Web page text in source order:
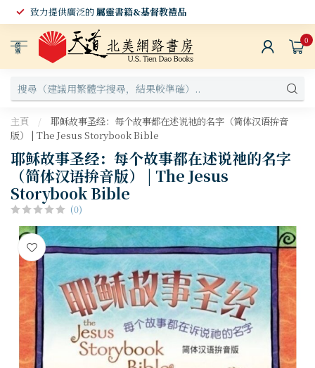
致力提供廣泛的屬靈書籍&基督教禮品
選
單
0
主頁 /
耶稣故事圣经：每个故事都在述说祂的名字（简体汉语拚音
版） | The Jesus Storybook Bible
耶稣故事圣经：每个故事都在述说祂的名字
（简体汉语拚音版） | The Jesus
Storybook Bible
(0)